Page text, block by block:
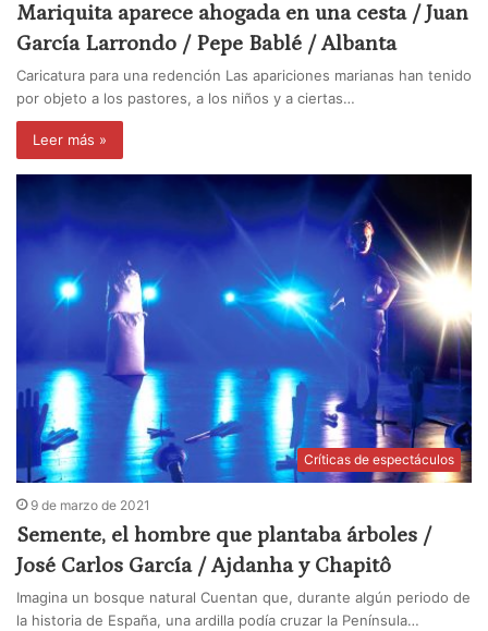
Mariquita aparece ahogada en una cesta / Juan
García Larrondo / Pepe Bablé / Albanta
Caricatura para una redención Las apariciones marianas han tenido
por objeto a los pastores, a los niños y a ciertas…
Leer más »
Críticas de espectáculos
9 de marzo de 2021
Semente, el hombre que plantaba árboles /
José Carlos García / Ajdanha y Chapitô
Imagina un bosque natural Cuentan que, durante algún periodo de
la historia de España, una ardilla podía cruzar la Península…